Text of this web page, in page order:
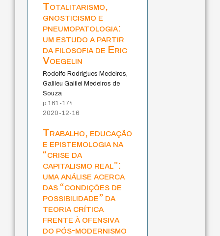
Totalitarismo,
gnosticismo e
pneumopatologia:
um estudo a partir
da filosofia de Eric
Voegelin
Rodolfo Rodrigues Medeiros,
Galileu Galilei Medeiros de
Souza
p.161-174
2020-12-16
Trabalho, educação
e epistemologia na
“crise da
capitalismo real”:
uma análise acerca
das “condições de
possibilidade” da
teoria crítica
frente à ofensiva
do pós-modernismo